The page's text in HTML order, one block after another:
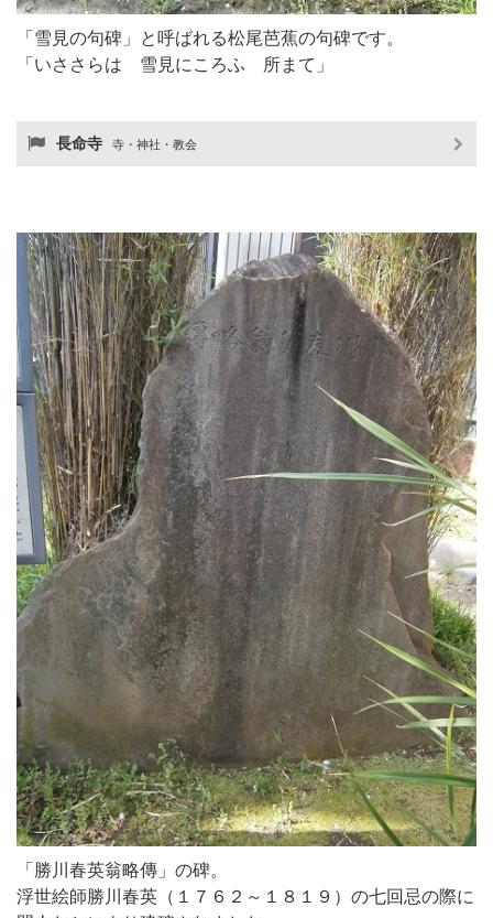
「雪見の句碑」と呼ばれる松尾芭蕉の句碑です。
「いささらは 雪見にころふ 所まて」
長命寺 寺・神社・教会
「勝川春英翁略傳」の碑。
浮世絵師勝川春英（１７６２～１８１９）の七回忌の際に